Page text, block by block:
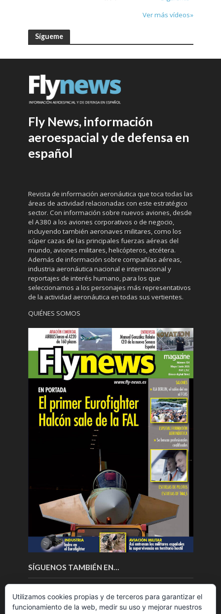
Ver más vídeos»
Sígueme
Fly News, información
aeroespacial y de defensa en
español
Revista de información aeronáutica que toca todas las
áreas de actividad relacionadas con este estratégico
sector. Con información sobre nuevos aviones, desde
el A380 a los aviones corporativos o de negocio,
incluyendo también aeronaves militares, como los
súper cazas de las principales fuerzas aéreas del
mundo, aviones militares, helicópteros, etcétera.
Además de información sobre compañías aéreas,
industria aeronáutica nacional e internacional y
reportajes de interés humano, para los que
seleccionamos a los personajes más representativos
de la actividad aeronáutica en todas sus vertientes.
QUIÉNES SOMOS
SÍGUENOS TAMBIÉN EN…
Utilizamos cookies propias y de terceros para garantizar el
funcionamiento de la web, medir su uso y mejorar nuestros